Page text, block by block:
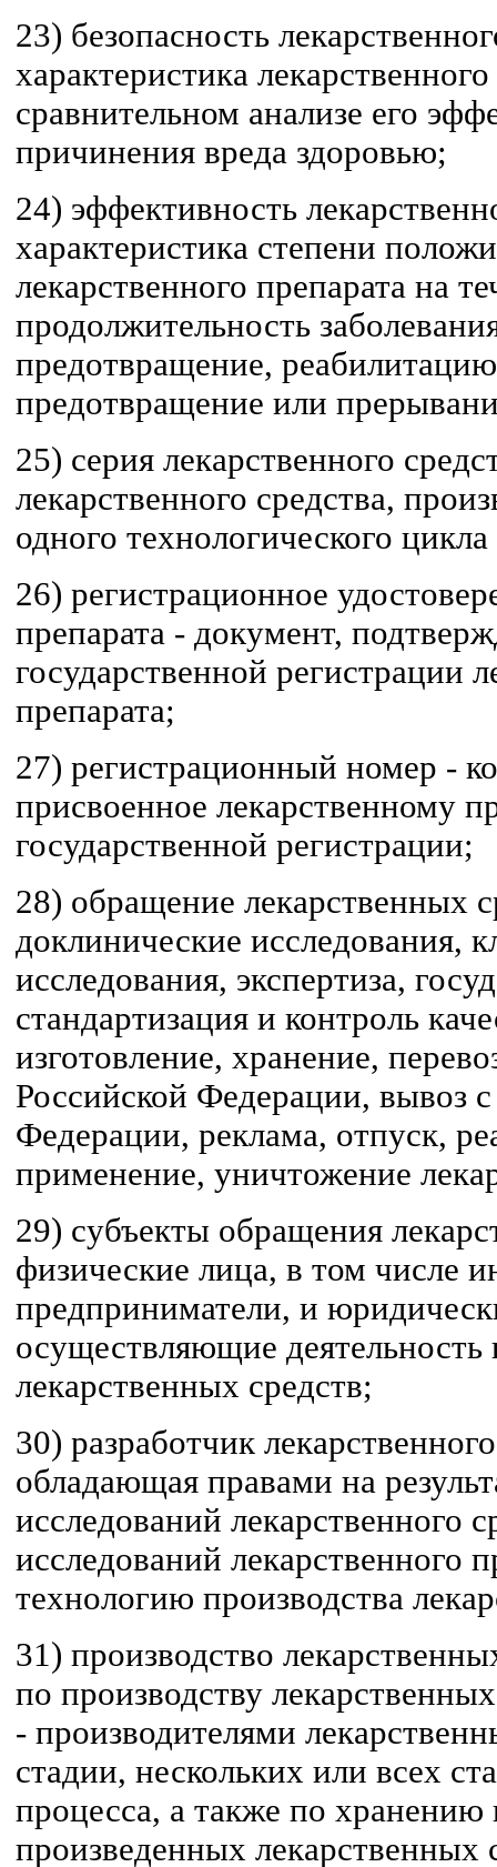
23) безопасность
характеристика
сравнительном анализе его
причинения вреда здоровью;
24) эффективность
характеристика степени
лекарственного препарата на
продолжительность
предотвращение,
предотвращение или
25) серия лекарственного
лекарственного средства,
одного технологического
26) регистрационное
препарата - документ,
государственной регистрации
препарата;
27) регистрационный номер -
присвоенное лекарственному
государственной регистрации;
28) обращение лекарственных
доклинические исследования,
исследования, экспертиза,
стандартизация и контроль
изготовление, хранение,
Российской Федерации, вывоз
Федерации, реклама, отпуск,
применение, уничтожение
29) субъекты обращения
физические лица, в том числе
предприниматели, и
осуществляющие
лекарственных средств;
30) разработчик
обладающая правами на
исследований лекарственного
исследований лекарственного
технологию производства
31) производство
по производству
- производителями
стадии, нескольких или всех
процесса, а также по хранению
произведенных лекарственных